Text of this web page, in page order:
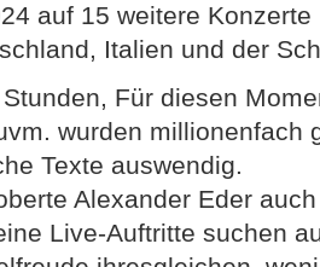
auf 15 weitere
Italien und der
Für diesen
wurden millionenfach
Texte auswendig.
Alexander Eder
Live-Auftritte suchen